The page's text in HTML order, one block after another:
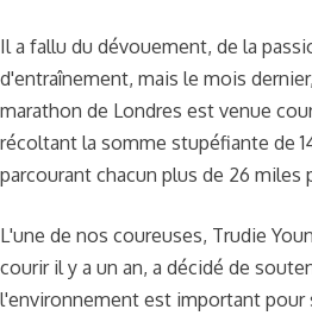
Il a fallu du dévouement, de la
d'entraînement, mais le mois
marathon de Londres est venue
récoltant la somme stupéfiante de
parcourant chacun plus de 26 miles
L'une de nos coureuses, Trudie
courir il y a un an, a décidé de
l'environnement est important pour